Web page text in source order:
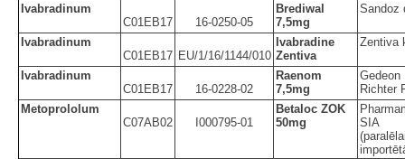
Ivabradinum
C01EB17
16-0250-05
Brediwal
7,5mg
Sandoz
Ivabradinum
C01EB17 EU/1/16/1144/010
Ivabradine
Zentiva
Zentiva
Ivabradinum
C01EB17
16-0228-02
Raenom
7,5mg
Gedeon
Richter
Metoprololum
C07AB02
I000795-01
Betaloc ZOK
50mg
SIA